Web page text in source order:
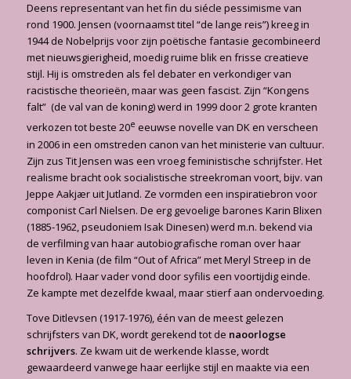
Deens representant van het fin du siécle pessimisme van
rond 1900. Jensen (voornaamst titel “de lange reis”) kreeg in
1944 de Nobelprijs voor zijn poëtische fantasie gecombineerd
met nieuwsgierigheid, moedig ruime blik en frisse creatieve
stijl. Hij is omstreden als fel debater en verkondiger van
racistische theorieën, maar was geen fascist. Zijn “Kongens
falt” (de val van de koning) werd in 1999 door 2 grote kranten
verkozen tot beste 20e eeuwse novelle van DK en verscheen
in 2006 in een omstreden canon van het ministerie van cultuur.
Zijn zus Tit Jensen was een vroeg feministische schrijfster. Het
realisme bracht ook socialistische streekroman voort, bijv. van
Jeppe Aakjær uit Jutland. Ze vormden een inspiratiebron voor
componist Carl Nielsen. De erg gevoelige barones Karin Blixen
(1885-1962, pseudoniem Isak Dinesen) werd m.n. bekend via
de verfilming van haar autobiografische roman over haar
leven in Kenia (de film “Out of Africa” met Meryl Streep in de
hoofdrol). Haar vader vond door syfilis een voortijdig einde.
Ze kampte met dezelfde kwaal, maar stierf aan ondervoeding.
Tove Ditlevsen (1917-1976), één van de meest gelezen
schrijfsters van DK, wordt gerekend tot de naoorlogse
schrijvers. Ze kwam uit de werkende klasse, wordt
gewaardeerd vanwege haar eerlijke stijl en maakte via een